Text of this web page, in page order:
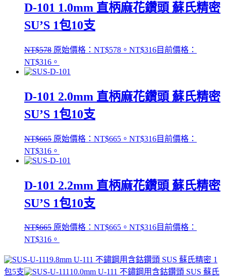
D-101 1.0mm 直柄麻花鑽頭 蘇氏精密
SU’S 1包10支
NT$578 原始價格：NT$578。 NT$316目前價格：
NT$316。
D-101 2.0mm 直柄麻花鑽頭 蘇氏精密
SU’S 1包10支
NT$665 原始價格：NT$665。 NT$316目前價格：
NT$316。
D-101 2.2mm 直柄麻花鑽頭 蘇氏精密
SU’S 1包10支
NT$665 原始價格：NT$665。 NT$316目前價格：
NT$316。
9.8mm U-111 不鏽鋼用含鈷鑽頭 SUS 蘇氏精密 1
包5支
10.0mm U-111 不鏽鋼用含鈷鑽頭 SUS 蘇氏